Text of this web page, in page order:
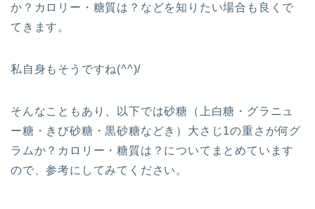
か？カロリー・糖質は？などを知りたい場合も良くで
てきます。
私自身もそうですね(^^)/
そんなこともあり、以下では砂糖（上白糖・グラニュ
ー糖・きび砂糖・黒砂糖などき）大さじ1の重さが何グ
ラムか？カロリー・糖質は？ についてまとめています
ので、参考にしてみてください。